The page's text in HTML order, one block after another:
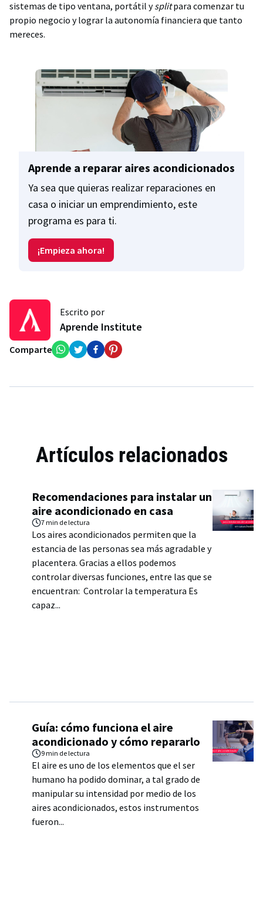
sistemas de tipo ventana, portátil ysplitpara comenzar tu
propio negocio y lograr la autonomía financiera que tanto
mereces.
Aprende a reparar aires acondicionados
Ya sea que quieras realizar reparaciones en
casa o iniciar un emprendimiento, este
programa es para ti.
¡Empieza ahora!
Escrito por
Aprende Institute
Comparte
Artículos relacionados
Recomendaciones para instalar un
aire acondicionado en casa
7 min de lectura
Los aires acondicionados permiten que la
estancia de las personas sea más agradable y
placentera. Gracias a ellos podemos
controlar diversas funciones, entre las que se
encuentran: Controlar la temperatura Es
capaz...
Guía: cómo funciona el aire
acondicionado y cómo repararlo
9 min de lectura
El aire es uno de los elementos que el ser
humano ha podido dominar, a tal grado de
manipular su intensidad por medio de los
aires acondicionados, estos instrumentos
fueron...